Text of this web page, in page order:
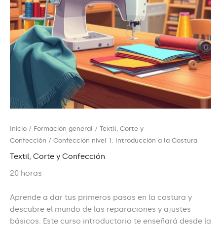
Inicio / Formación general / Textil, Corte y
Confección / Confección nivel 1: Introducción a la Costura
Textil, Corte y Confección
20 horas
Aprende a dar tus primeros pasos en la costura y
descubre el mundo de las reparaciones y ajustes
básicos. Este curso introductorio te enseñará desde la